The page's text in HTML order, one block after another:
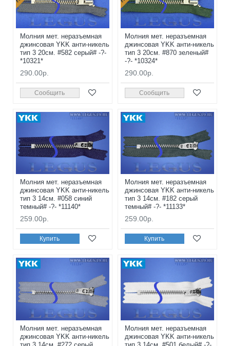
Молния мет. неразъемная
джинсовая YKK анти-никель
тип 3 20см. #582 серый# -?-
*10321*
290.00р.
Сообщить
Молния мет. неразъемная
джинсовая YKK анти-никель
тип 3 20см. #870 зеленый#
-?- *10324*
290.00р.
Сообщить
Молния мет. неразъемная
джинсовая YKK анти-никель
тип 3 14см. #058 синий
темный# -?- *11140*
259.00р.
Купить
Молния мет. неразъемная
джинсовая YKK анти-никель
тип 3 14см. #182 серый
темный# -?- *11133*
259.00р.
Купить
Молния мет. неразъемная
джинсовая YKK анти-никель
Молния мет. неразъемная
джинсовая YKK анти-никель